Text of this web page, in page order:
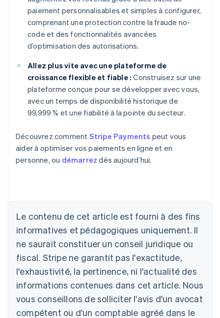
paiement personnalisables et simples à configurer,
comprenant une protection contre la fraude no-
code et des fonctionnalités avancées
d’optimisation des autorisations.
Allez plus vite avec une plateforme de
croissance flexible et fiable : Construisez sur une
plateforme conçue pour se développer avec vous,
avec un temps de disponibilité historique de
99,999 % et une fiabilité à la pointe du secteur.
Découvrez comment Stripe Payments peut vous
aider à optimiser vos paiements en ligne et en
personne, ou démarrez dès aujourd’hui.
Le contenu de cet article est fourni à des fins
informatives et pédagogiques uniquement. Il
ne saurait constituer un conseil juridique ou
fiscal. Stripe ne garantit pas l'exactitude,
l'exhaustivité, la pertinence, ni l'actualité des
informations contenues dans cet article. Nous
vous conseillons de solliciter l'avis d'un avocat
compétent ou d'un comptable agréé dans le
DeutschEnglish
Australie
English
Autriche
DeutschEnglish
NederlandsFrançaisDeutschEnglish
Brésil
Português
Bulgarie
English
Canada